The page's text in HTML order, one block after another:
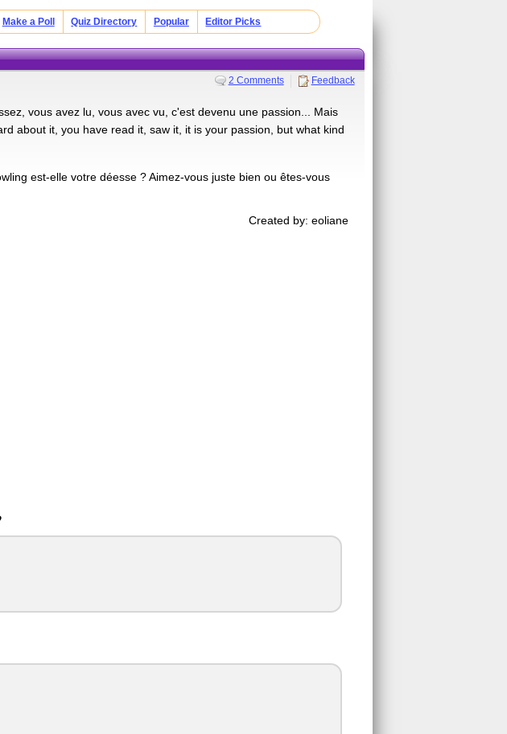
Make a Poll Quiz Directory Popular Editor Picks
2 Comments Feedback
vous avez lu, vous avec vu, c'est devenu une passion... Mais
about it, you have read it, saw it, it is your passion, but what kind
est-elle votre déesse ? Aimez-vous juste bien ou êtes-vous
Created by: eoliane